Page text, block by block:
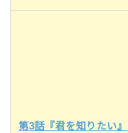
第3話『君を知りたい』